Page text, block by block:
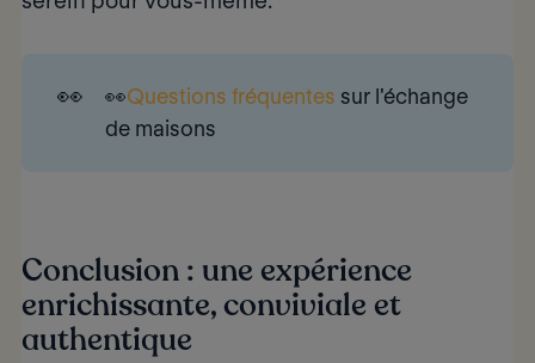
👀 👀Questions fréquentes sur l'échange
de maisons
Conclusion : une expérience
enrichissante, conviviale et
authentique